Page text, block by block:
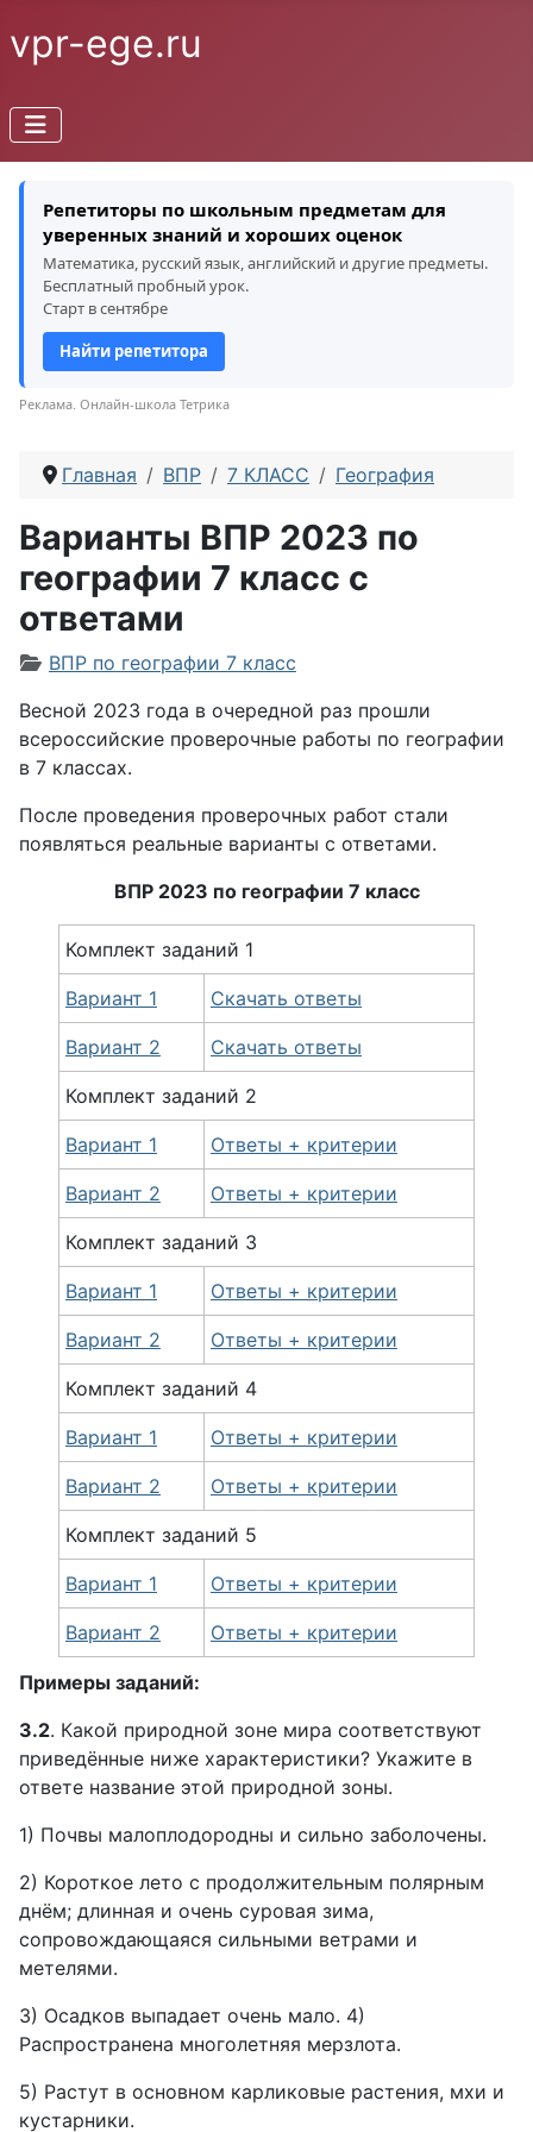
vpr-ege.ru
Репетиторы по школьным предметам для
уверенных знаний и хороших оценок
Математика, русский язык, английский и другие предметы.
Бесплатный пробный урок.
Старт в сентябре
Найти репетитора
Реклама. Онлайн-школа Тетрика
Главная ВПР 7 КЛАСС География
Варианты ВПР 2023 по
географии 7 класс с
ответами
Информация о материале
ВПР по географии 7 класс
Весной 2023 года в очередной раз прошли
всероссийские проверочные работы по географии
в 7 классах.
После проведения проверочных работ стали
появляться реальные варианты с ответами.
ВПР 2023 по географии 7 класс
Комплект заданий 1
Вариант 1 Скачать ответы
Вариант 2 Скачать ответы
Комплект заданий 2
Вариант 1 Ответы + критерии
Вариант 2 Ответы + критерии
Комплект заданий 3
Вариант 1 Ответы + критерии
Вариант 2 Ответы + критерии
Комплект заданий 4
Вариант 1 Ответы + критерии
Вариант 2 Ответы + критерии
Комплект заданий 5
Вариант 1 Ответы + критерии
Вариант 2 Ответы + критерии
Примеры заданий:
3.2. Какой природной зоне мира соответствуют
приведённые ниже характеристики? Укажите в
ответе название этой природной зоны.
1) Почвы малоплодородны и сильно заболочены.
2) Короткое лето с продолжительным полярным
днём; длинная и очень суровая зима,
сопровождающаяся сильными ветрами и
метелями.
3) Осадков выпадает очень мало. 4)
Распространена многолетняя мерзлота.
5) Растут в основном карликовые растения, мхи и
кустарники.